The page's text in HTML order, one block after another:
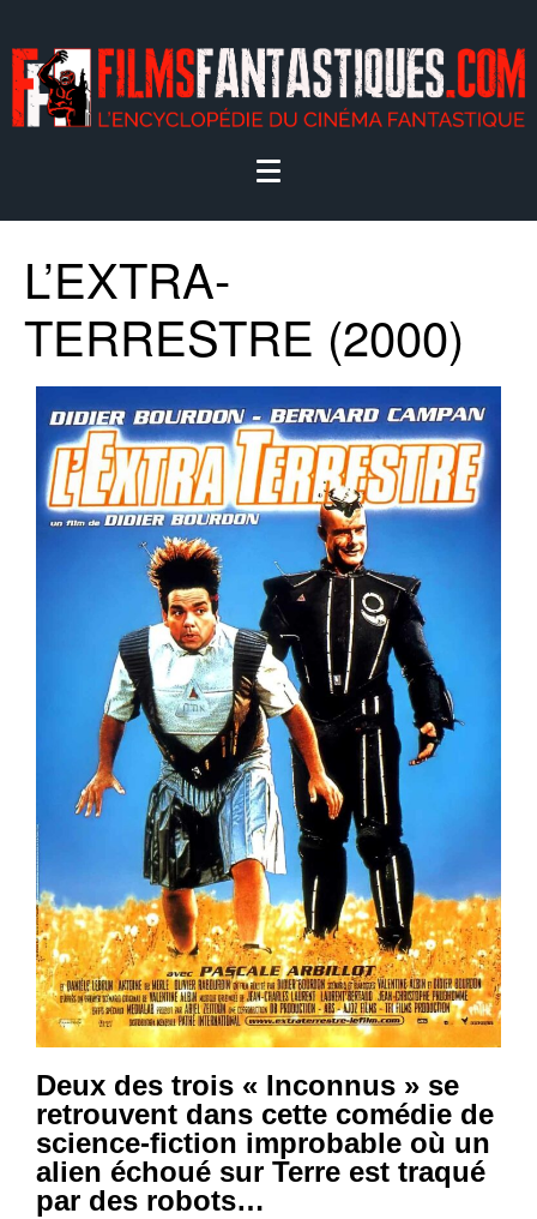
L’EXTRA-
TERRESTRE (2000)
Deux des trois « Inconnus » se
retrouvent dans cette comédie de
science-fiction improbable où un
alien échoué sur Terre est traqué
par des robots…